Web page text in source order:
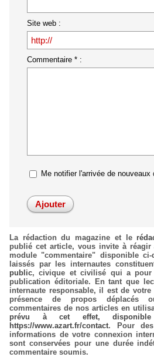
Site web :
Commentaire * :
Me notifier l'arrivée de nouveaux
La rédaction du magazine et le
publié cet article, vous invite à
module "commentaire" disponible ci-
laissés par les internautes
public, civique et civilisé qui a pour
publication éditoriale. En tant que
internaute responsable, il est de
présence de propos déplacés
commentaires de nos articles en
prévu à cet effet,
https://www.azart.fr/contact. Pour
informations de votre connexion
sont conservées pour une durée
commentaire soumis.